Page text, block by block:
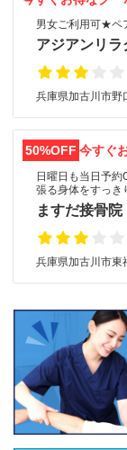
男女ご利用可★ペ
アジアンリ
兵庫県加古川市野
50%OFF 今すぐ
日曜日も当日予
張る身体をすっき
ますだ接骨院
兵庫県加古川市東